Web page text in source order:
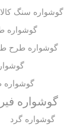
گوشواره سنگ
گوشواره
گوشواره طرح
گوشواره
گوشواره
گوشواره گرد